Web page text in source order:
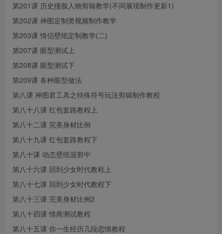
第201课 历史撞脸人物剪辑教学(不同展现制作更新1)
第202课 神图定制类视频制作教学
第203课 情侣壁纸定制教学(二)
第207课 眼型测试上
第208课 眼型测试下
第209课 各种眼型做法
第八课 神图君工具之特殊符号玩法剪辑制作教程
第八十八课 红包套路教程上
第八十二课 完美身材比例
第八十九课 红包套路教程下
第八十课 动态壁纸混剪中
第八十六课 回到少女时代教程上
第八十七课 回到少女时代教程下
第八十三课 完美身材比例2
第八十四课 情商测试教程
第八十五课 你一生经历几段恋情教程